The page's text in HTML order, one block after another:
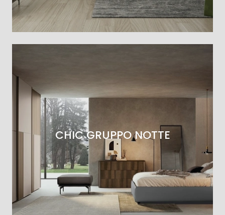
CHIC GRUPPO NOTTE